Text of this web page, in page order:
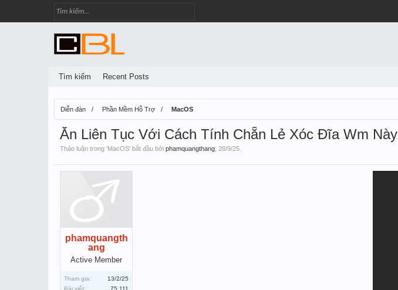
Diễn đàn Phần Mềm Hỗ Trợ MacOS
Ăn Liên Tục Với Cách Tính Chẵn Lẻ Xóc Đĩa Wm Này
Thảo luận trong 'MacOS' bắt đầu bởi phamquangthang 28/9/25
phamquangth
ang
Active Member
Tham gia:
13/2/25
Bài viết:
75,111
Tìm kiếm Recent Posts